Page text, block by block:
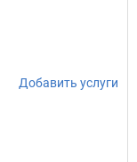
Добавить услуги